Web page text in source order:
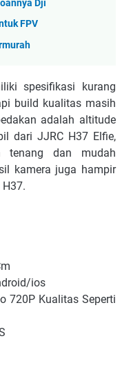
Dji
FPV
spesifikasi kurang
build kualitas masih
adalah altitude
dari JJRC H37 Elfie,
tenang dan mudah
kamera juga hampir
ios
720P Kualitas Seperti